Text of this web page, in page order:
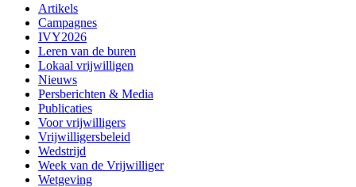
Artikels
Campagnes
IVY2026
Leren van de buren
Lokaal vrijwilligen
Nieuws
Persberichten & Media
Publicaties
Voor vrijwilligers
Vrijwilligersbeleid
Wedstrijd
Week van de Vrijwilliger
Wetgeving